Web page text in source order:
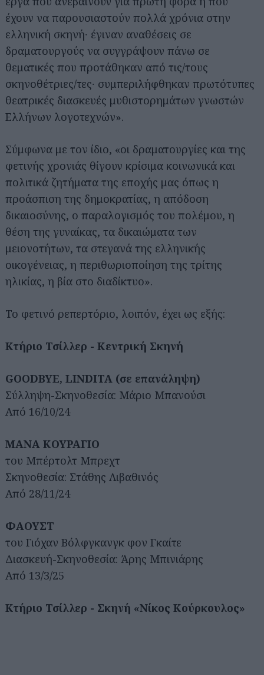
έχουν να παρουσιαστούν πολλά χρόνια στην
ελληνική σκηνή∙ έγιναν αναθέσεις σε
δραματουργούς να συγγράψουν πάνω σε
θεματικές που προτάθηκαν από τις/τους
σκηνοθέτριες/τες∙ συμπεριλήφθηκαν πρωτότυπες
θεατρικές διασκευές μυθιστορημάτων γνωστών
Ελλήνων λογοτεχνών».
Σύμφωνα με τον ίδιο, «οι δραματουργίες και της
φετινής χρονιάς θίγουν κρίσιμα κοινωνικά και
πολιτικά ζητήματα της εποχής μας όπως η
προάσπιση της δημοκρατίας, η απόδοση
δικαιοσύνης, ο παραλογισμός του πολέμου, η
θέση της γυναίκας, τα δικαιώματα των
μειονοτήτων, τα στεγανά της ελληνικής
οικογένειας, η περιθωριοποίηση της τρίτης
ηλικίας, η βία στο διαδίκτυο».
Το φετινό ρεπερτόριο, λοιπόν, έχει ως εξής:
Κτήριο Τσίλλερ - Κεντρική Σκηνή
GOODBYE, LINDITA (σε επανάληψη)
Σύλληψη-Σκηνοθεσία: Μάριο Μπανούσι
Από 16/10/24
ΜΑΝΑ ΚΟΥΡΑΓΙΟ
του Μπέρτολτ Μπρεχτ
Σκηνοθεσία: Στάθης Λιβαθινός
Από 28/11/24
ΦΑΟΥΣΤ
του Γιόχαν Βόλφγκανγκ φον Γκαίτε
Διασκευή-Σκηνοθεσία: Άρης Μπινιάρης
Από 13/3/25
Κτήριο Τσίλλερ - Σκηνή «Νίκος Κούρκουλος»